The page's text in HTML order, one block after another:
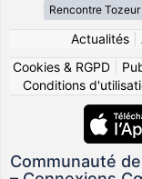
Rencontre Tozeur
Actualités|
Cookies & RGPD
Conditions
Communauté